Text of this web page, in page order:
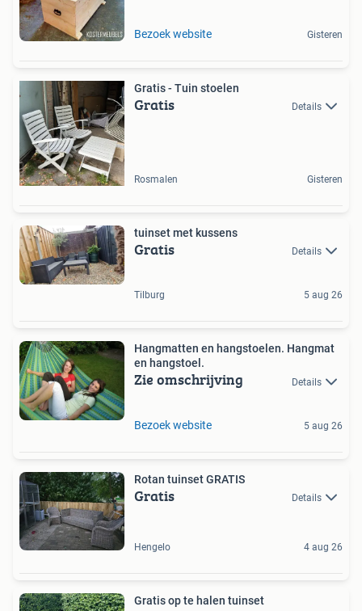
Bezoek website Gisteren
Gratis - Tuin stoelen
Gratis Details
Rosmalen Gisteren
tuinset met kussens
Gratis Details
Tilburg 5 aug 26
Hangmatten en hangstoelen. Hangmat
en hangstoel.
Zie omschrijving Details
Bezoek website 5 aug 26
Rotan tuinset GRATIS
Gratis Details
Hengelo 4 aug 26
Gratis op te halen tuinset